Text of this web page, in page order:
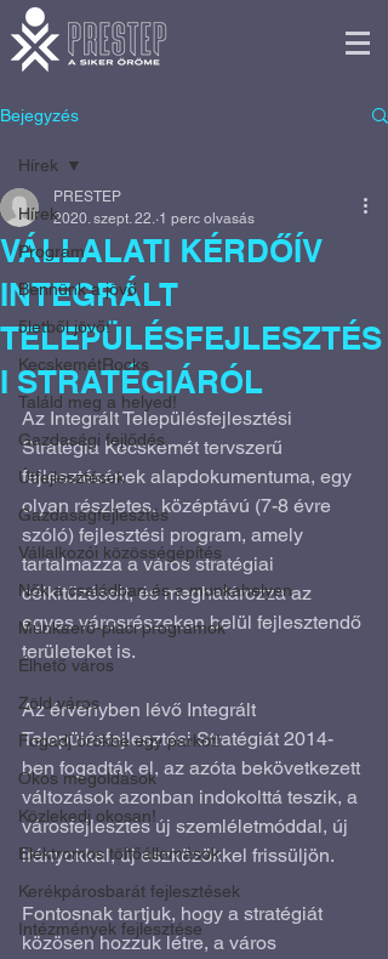
Bejegyzés
Hírek
Program
Bennünk a jövő
5letből jövő!
KecskemétRocks
Találd meg a helyed!
Gazdasági fejlődés
Útfejlesztések
Gazdaságfejlesztés
Vállalkozói közösségépítés
Nők a családban és a munkahelyen
Munkaerő-piaci programok
Élhető város
Zöld város
Fogadj örökbe egy parkot!
Okos megoldások
Közlekedj okosan!
Elektromos töltőállomások
Kerékpárosbarát fejlesztések
Intézmények fejlesztése
Hírek
VÁLLALATI KÉRDŐÍV
INTEGRÁLT
TELEPÜLÉSFEJLESZTÉS
I STRATÉGIÁRÓL
PRESTEP
2020. szept. 22. 1 perc olvasás
Az Integrált Településfejlesztési
Stratégia Kecskemét tervszerű
fejlesztésének alapdokumentuma, egy
olyan részletes, középtávú (7-8 évre
szóló) fejlesztési program, amely
tartalmazza a város stratégiai
célkitűzéseit, és meghatározza az
egyes városrészeken belül fejlesztendő
területeket is.
Az érvényben lévő Integrált
Településfejlesztési Stratégiát 2014-
ben fogadták el, az azóta bekövetkezett
változások azonban indokolttá teszik, a
városfejlesztés új szemléletmóddal, új
irányokkal, új eszközökkel frissüljön.
Fontosnak tartjuk, hogy a stratégiát
közösen hozzuk létre, a város